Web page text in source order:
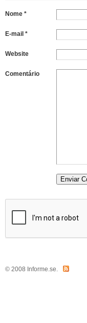
Nome *
E-mail *
Website
Comentário
© 2008 Informe.se.